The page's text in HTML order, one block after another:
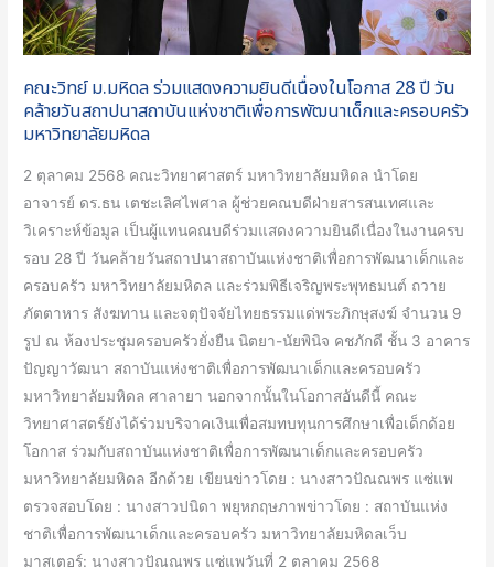
คณะวิทย์ ม.มหิดล ร่วมแสดงความยินดีเนื่องในโอกาส 28 ปี วัน
คล้ายวันสถาปนาสถาบันแห่งชาติเพื่อการพัฒนาเด็กและครอบครัว
มหาวิทยาลัยมหิดล
2 ตุลาคม 2568 คณะวิทยาศาสตร์ มหาวิทยาลัยมหิดล นำโดย
อาจารย์ ดร.ธน เตชะเลิศไพศาล ผู้ช่วยคณบดีฝ่ายสารสนเทศและ
วิเคราะห์ข้อมูล เป็นผู้แทนคณบดีร่วมแสดงความยินดีเนื่องในงานครบ
รอบ 28 ปี วันคล้ายวันสถาปนาสถาบันแห่งชาติเพื่อการพัฒนาเด็กและ
ครอบครัว มหาวิทยาลัยมหิดล และร่วมพิธีเจริญพระพุทธมนต์ ถวาย
ภัตตาหาร สังฆทาน และจตุปัจจัยไทยธรรมแด่พระภิกษุสงฆ์ จำนวน 9
รูป ณ ห้องประชุมครอบครัวยั่งยืน นิตยา-นัยพินิจ คชภักดี ชั้น 3 อาคาร
ปัญญาวัฒนา สถาบันแห่งชาติเพื่อการพัฒนาเด็กและครอบครัว
มหาวิทยาลัยมหิดล ศาลายา นอกจากนั้นในโอกาสอันดีนี้ คณะ
วิทยาศาสตร์ยังได้ร่วมบริจาคเงินเพื่อสมทบทุนการศึกษาเพื่อเด็กด้อย
โอกาส ร่วมกับสถาบันแห่งชาติเพื่อการพัฒนาเด็กและครอบครัว
มหาวิทยาลัยมหิดล อีกด้วย เขียนข่าวโดย : นางสาวปัณณพร แซ่แพ
ตรวจสอบโดย : นางสาวปนิดา พยุหกฤษภาพข่าวโดย : สถาบันแห่ง
ชาติเพื่อการพัฒนาเด็กและครอบครัว มหาวิทยาลัยมหิดลเว็บ
มาสเตอร์: นางสาวปัณณพร แซ่แพวันที่ 2 ตุลาคม 2568
โอกาส
28
วัน
คล้าย
สถาปนา
สถาบัน
แห่ง
ชาติ
เพื่อ
การ
พัฒนา
เด็ก
และ
ครอบครัว
มหาวิทยาลัย
มหิดล